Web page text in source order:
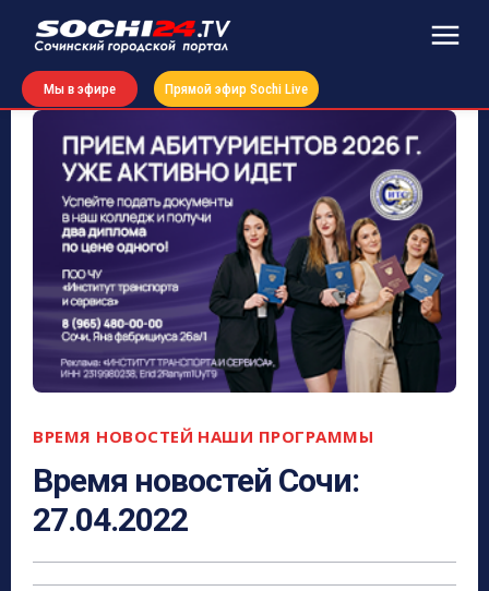
Мы в эфире Прямой эфир Sochi Live
ВРЕМЯ НОВОСТЕЙ НАШИ ПРОГРАММЫ
Время новостей Сочи:
27.04.2022